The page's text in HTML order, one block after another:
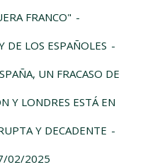
FRANCO" -
DE LOS ESPAÑOLES -
UN FRACASO DE
Y LONDRES ESTÁ EN
Y DECADENTE -
02/2025